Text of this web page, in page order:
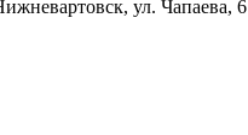
ул. Чапаева, 6